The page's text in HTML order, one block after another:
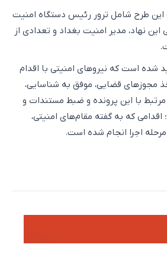
این طرح شامل ترور رئیس دستگاه امنیت
نهاد، مدیر امنیت بغداد و تعدادی از
شده است که نیروهای امنیتی با اقدام
مجوزهای قضایی، موفق به شناسایی،
با این پرونده و ضبط مستندات و
که به گفته مقام‌های امنیتی،
اجرا انجام شده است.